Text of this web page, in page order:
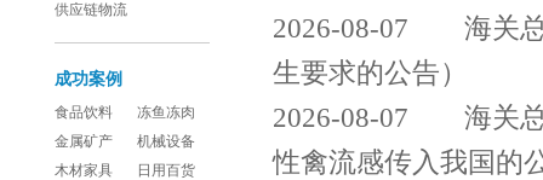
供应链物流
成功案例
食品饮料
冻鱼冻肉
金属矿产
机械设备
木材家具
日用百货
2026-08-07
海关
生要求的公告）
2026-08-07
海关
性禽流感传入我国的